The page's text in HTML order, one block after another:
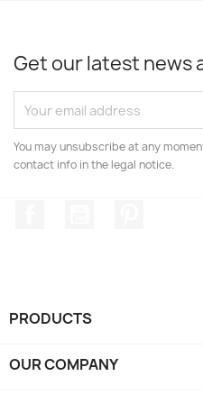
Get our latest news
You may unsubscribe at any
contact info in the legal notice.
PRODUCTS
OUR COMPANY